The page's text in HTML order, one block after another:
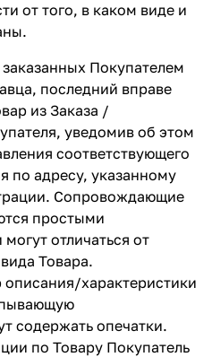
от того, в каком виде и
Покупателем
последний вправе
из Заказа /
уведомив об этом
соответствующего
по адресу, указанному
Сопровождающие
простыми
отличаться от
Товара.
характеристики
содержать опечатки.
по Товару Покупатель